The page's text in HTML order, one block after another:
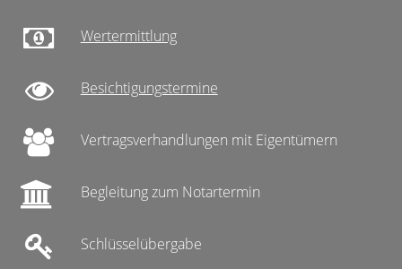
Wertermittlung
Besichtigungstermine
Vertragsverhandlungen mit Eigentümern
Begleitung zum Notartermin
Schlüsselübergabe